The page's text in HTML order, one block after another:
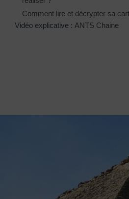
Comment lire et décrypter sa
Vidéo explicative : ANTS Chaine